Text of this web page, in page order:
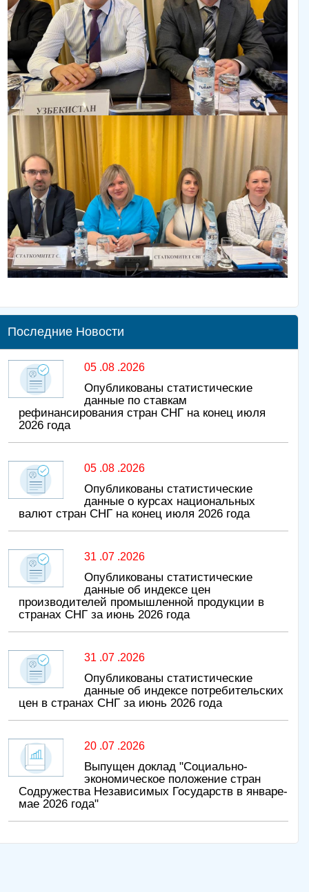
Последние Новости
05 .08 .2026
Опубликованы статистические
данные по ставкам
рефинансирования стран СНГ на конец июля
2026 года
05 .08 .2026
Опубликованы статистические
данные о курсах национальных
валют стран СНГ на конец июля 2026 года
31 .07 .2026
Опубликованы статистические
данные об индексе цен
производителей промышленной продукции в
странах СНГ за июнь 2026 года
31 .07 .2026
Опубликованы статистические
данные об индексе потребительских
цен в странах СНГ за июнь 2026 года
20 .07 .2026
Выпущен доклад "Социально-
экономическое положение стран
Содружества Независимых Государств в январе-
мае 2026 года"